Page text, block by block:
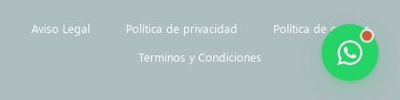
Aviso Legal Política de privacidad
Política de cookies
Terminos y Condiciones